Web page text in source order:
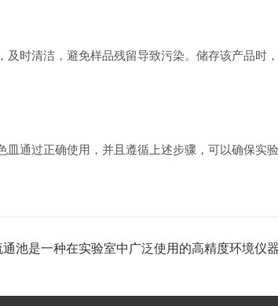
时清洁，避免样品残留导致污染。储存该产品时，
过正确使用，并且遵循上述步骤，可以确保实验
池是一种在实验室中广泛使用的高精度环境仪器